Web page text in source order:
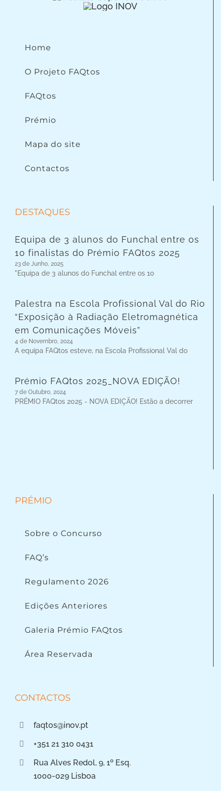
Home
O Projeto FAQtos
FAQtos
Prémio
Mapa do site
Contactos
DESTAQUES
Equipa de 3 alunos do Funchal entre os
10 finalistas do Prémio FAQtos 2025
23 de Junho, 2025
"Equipa de 3 alunos do Funchal entre os 10
Palestra na Escola Profissional Val do Rio
“Exposição à Radiação Eletromagnética
em Comunicações Móveis”
4 de Novembro, 2024
A equipa FAQtos esteve, na Escola Profissional Val do
Prémio FAQtos 2025_NOVA EDIÇÃO!
7 de Outubro, 2024
PRÉMIO FAQtos 2025 - NOVA EDIÇÃO! Estão a decorrer
PRÉMIO
Sobre o Concurso
FAQ’s
Regulamento 2026
Edições Anteriores
Galeria Prémio FAQtos
Área Reservada
CONTACTOS
faqtos@inov.pt
+351 21 310 0431
Rua Alves Redol, 9, 1º Esq.
1000-029 Lisboa